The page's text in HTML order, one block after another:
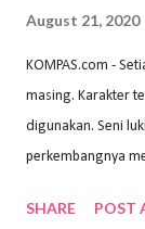
August 21, 2020
KOMPAS.com -
masing. Karakter
digunakan. Seni
perkembangnya
Wayan Kun
SHARE POST